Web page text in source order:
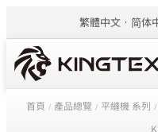
繁體中文 简体
首頁 / 產品總覽 / 平縫機 系列 /